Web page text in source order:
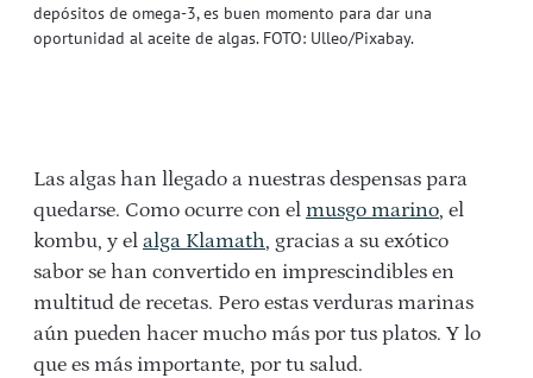
depósitos de omega-3, es buen momento para dar una
oportunidad al aceite de algas. FOTO: Ulleo/Pixabay.
Las algas han llegado a nuestras despensas para
quedarse. Como ocurre con el musgo marino, el
kombu, y el alga Klamath, gracias a su exótico
sabor se han convertido en imprescindibles en
multitud de recetas. Pero estas verduras marinas
aún pueden hacer mucho más por tus platos. Y lo
que es más importante, por tu salud.